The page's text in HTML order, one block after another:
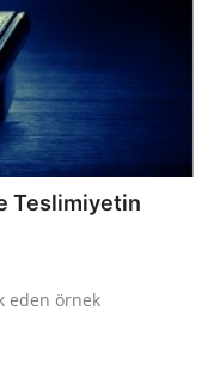
Teslimiyetin
eden örnek